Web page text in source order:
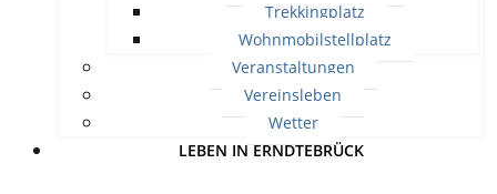
Trekkingplatz
Wohnmobilstellplatz
Veranstaltungen
Vereinsleben
Wetter
LEBEN IN ERNDTEBRÜCK